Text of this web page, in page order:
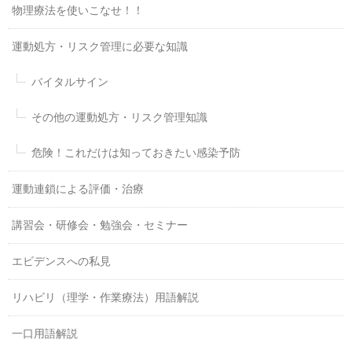
物理療法を使いこなせ！！
運動処方・リスク管理に必要な知識
バイタルサイン
その他の運動処方・リスク管理知識
危険！これだけは知っておきたい感染予防
運動連鎖による評価・治療
講習会・研修会・勉強会・セミナー
エビデンスへの私見
リハビリ（理学・作業療法）用語解説
一口用語解説